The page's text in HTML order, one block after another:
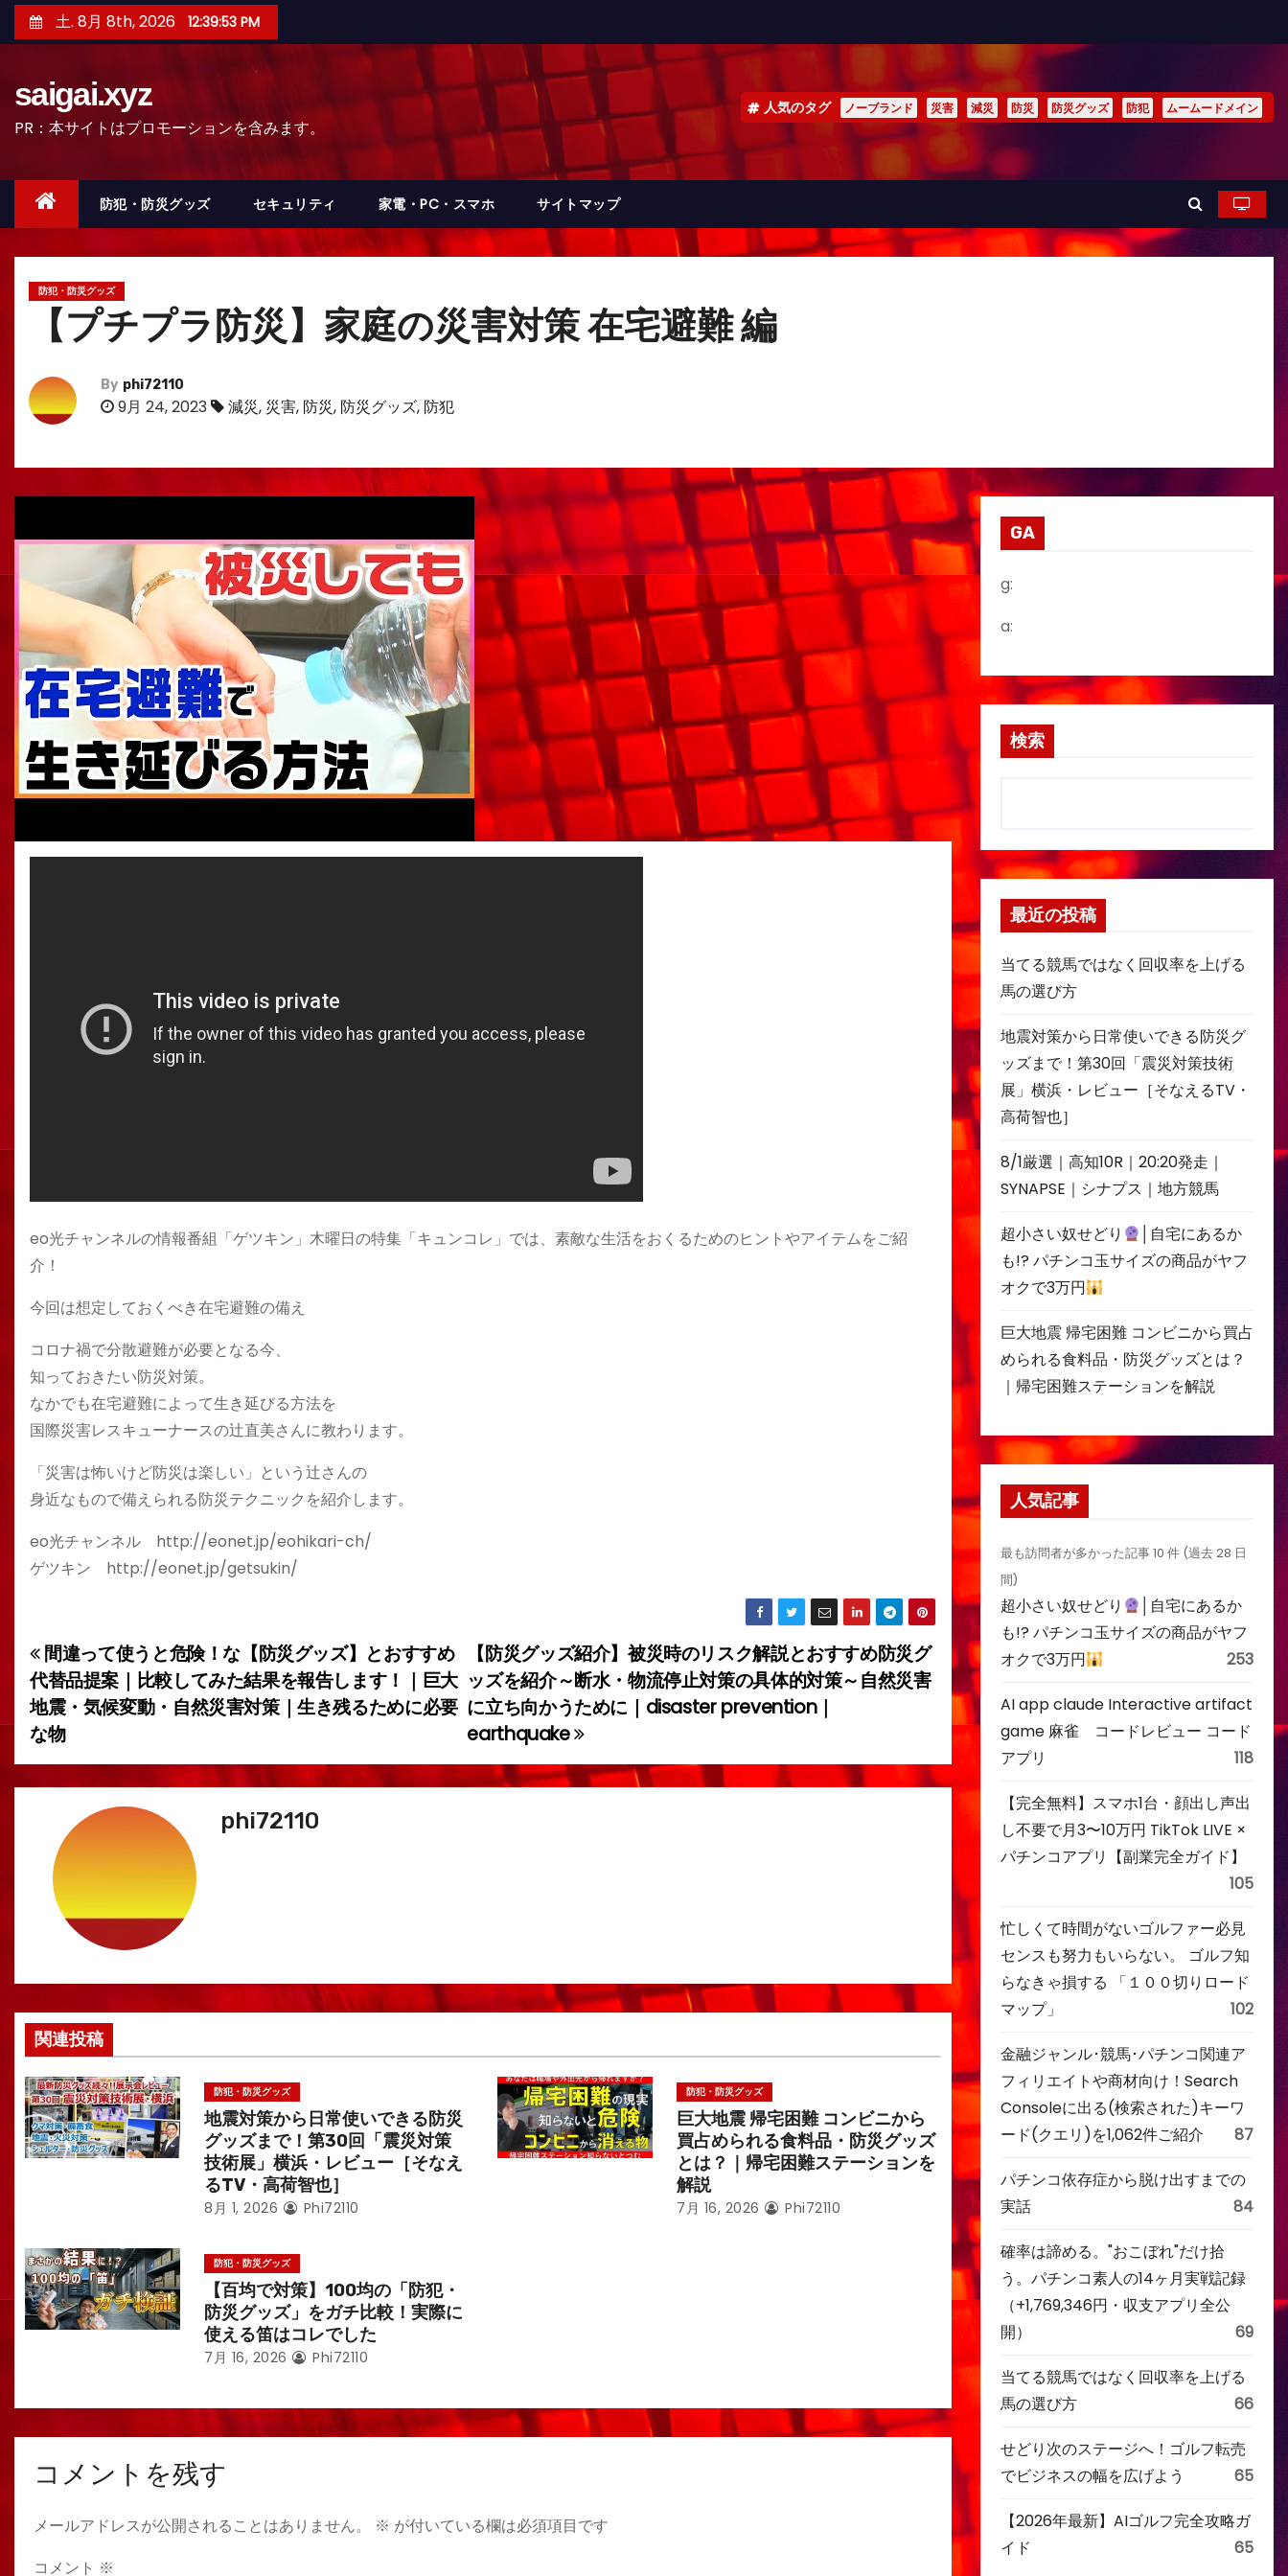
ン
ッ
土. 8月 8th, 2026 12:39:55 PM
saigai.xyz
PR：本サイトはプロモーションを含みます。
人気のタグ ノーブランド 災害 減災 防災 防災グッズ 防犯 ムームードメイン
防犯・防災グッズ セキュリティ 家電・PC・スマホ サイトマップ
防犯・防災グッズ
【プチプラ防災】家庭の災害対策 在宅避難 編
By phi72110
9月 24, 2023 減災, 災害, 防災, 防災グッズ, 防犯
eo光チャンネルの情報番組「ゲツキン」木曜日の特集「キュンコレ」では、素敵な生活をおくるためのヒントやアイテムをご紹
介！
今回は想定しておくべき在宅避難の備え
コロナ禍で分散避難が必要となる今、
知っておきたい防災対策。
なかでも在宅避難によって生き延びる方法を
国際災害レスキューナースの辻直美さんに教わります。
「災害は怖いけど防災は楽しい」という辻さんの
身近なもので備えられる防災テクニックを紹介します。
eo光チャンネル http://eonet.jp/eohikari-ch/
ゲツキン http://eonet.jp/getsukin/
投
稿
ナ
ビ
ー
シ
ン
【防災グッズ紹介】被災時のリスク解説とおすすめ防災グ
ッズを紹介～断水・物流停止対策の具体的対策～自然災害
に立ち向かうために｜disaster prevention｜
earthquake
間違って使うと危険！な【防災グッズ】とおすすめ
代替品提案｜比較してみた結果を報告します！｜巨大
地震・気候変動・自然災害対策｜生き残るために必要
な物
phi72110
関連投稿
防犯・防災グッズ
地震対策から日常使いできる防災
グッズまで！第30回「震災対策
技術展」横浜・レビュー［そなえ
るTV・高荷智也］
8月 1, 2026 Phi72110
防犯・防災グッズ
巨大地震 帰宅困難 コンビニから
買占められる食料品・防災グッズ
とは？｜帰宅困難ステーションを
解説
7月 16, 2026 Phi72110
防犯・防災グッズ
【百均で対策】100均の「防犯・
防災グッズ」をガチ比較！実際に
使える笛はコレでした
7月 16, 2026 Phi72110
コメントを残す
メールアドレスが公開されることはありません。 ※ が付いている欄は必須項目です
コメント ※
GA
g:
a:
検索
最近の投稿
当てる競馬ではなく回収率を上げる
馬の選び方
地震対策から日常使いできる防災グ
ッズまで！第30回「震災対策技術
展」横浜・レビュー［そなえるTV・
高荷智也］
8/1厳選｜高知10R｜20:20発走｜
SYNAPSE｜シナプス｜地方競馬
超小さい奴せどり
│自宅にあるか
も!? パチンコ玉サイズの商品がヤフ
オクで3万円
巨大地震 帰宅困難 コンビニから買占
められる食料品・防災グッズとは？
｜帰宅困難ステーションを解説
人気記事
最も訪問者が多かった記事 10 件 (過去 28 日
間)
超小さい奴せどり
│自宅にあるか
も!? パチンコ玉サイズの商品がヤフ
オクで3万円
253
AI app claude Interactive artifact
game 麻雀 コードレビュー コード
アプリ
118
【完全無料】スマホ1台・顔出し声出
し不要で月3〜10万円 TikTok LIVE ×
パチンコアプリ【副業完全ガイド】
105
忙しくて時間がないゴルファー必見
センスも努力もいらない。 ゴルフ知
らなきゃ損する 「１００切りロード
マップ」
102
金融ジャンル･競馬･パチンコ関連ア
フィリエイトや商材向け！Search
Consoleに出る(検索された)キーワ
ード(クエリ)を1,062件ご紹介
87
パチンコ依存症から脱け出すまでの
実話
84
確率は諦める。"おこぼれ"だけ拾
う。パチンコ素人の14ヶ月実戦記録
（+1,769,346円・収支アプリ全公
開）
69
当てる競馬ではなく回収率を上げる
馬の選び方
66
せどり次のステージへ！ゴルフ転売
でビジネスの幅を広げよう
65
【2026年最新】AIゴルフ完全攻略ガ
イド
65